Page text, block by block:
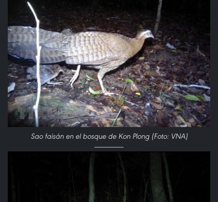
Sao faisán en el bosque de Kon Plong (Foto: VNA)